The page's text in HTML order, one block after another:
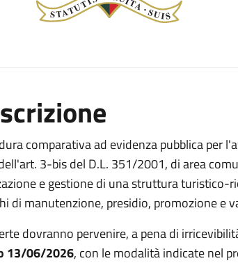
comparativa ad evidenza pubblica per
3-bis del D.L. 351/2001, di area
e gestione di una struttura turistico-
di manutenzione, presidio, promozione e
dovranno pervenire, a pena di
13/06/2026, con le modalità indicate nel